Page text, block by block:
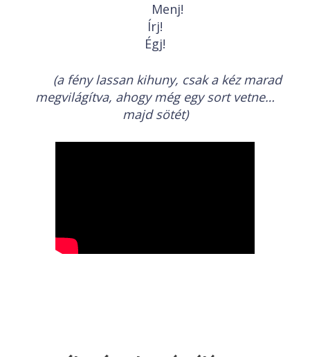
Menj!
Írj!
Égj!
(a fény lassan kihuny, csak a kéz marad
megvilágítva, ahogy még egy sort vetne…
majd sötét)